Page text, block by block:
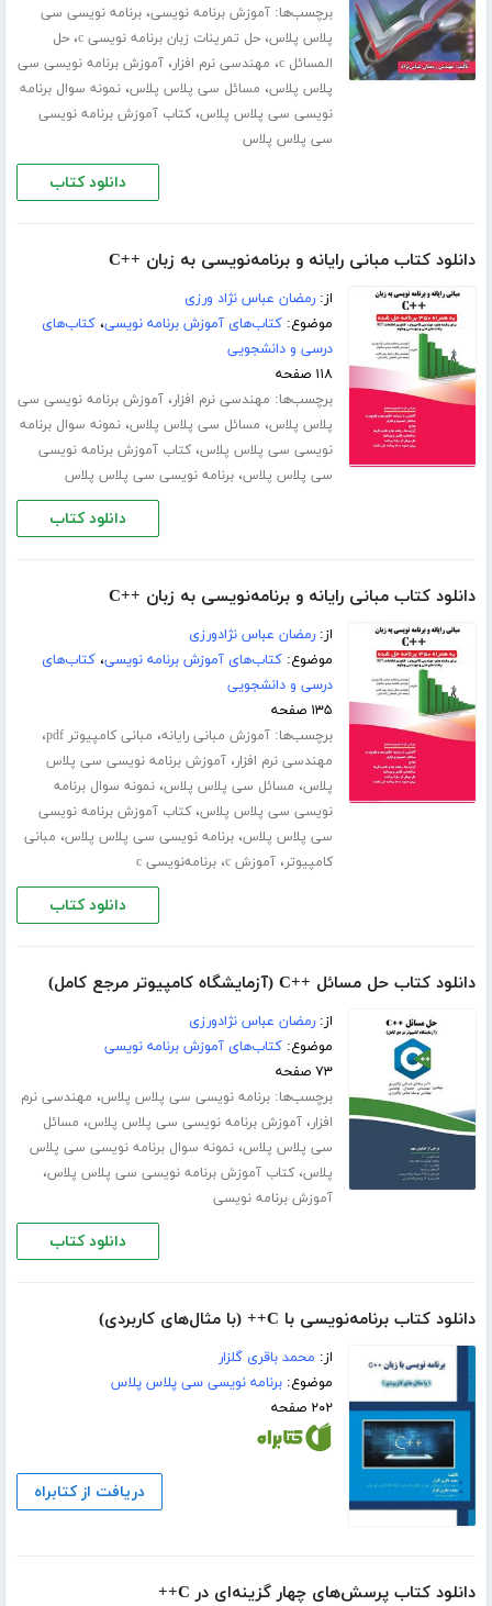
برچسب‌ها:آموزش برنامه نویسی،برنامه نویسی سی
پلاس پلاس،حل تمرینات زبان برنامه نویسی c ،حل
المسائل c ، مهندسی نرم افزار،آموزش برنامه نویسی سی
پلاس پلاس، مسائل سی پلاس پلاس،نمونه سوال برنامه
نویسی سی پلاس پلاس،کتاب آموزش برنامه نویسی
سی پلاس پلاس
دانلود کتاب
دانلود کتاب مبانی رایانه و برنامه‌نویسی به زبان ++C
از:رمضان عباس نژاد ورزی
موضوع:کتاب‌های آموزش برنامه نویسی،کتاب‌های
درسی و دانشجویی
۱۱۸ صفحه
برچسب‌ها: مهندسی نرم افزار،آموزش برنامه نویسی سی
پلاس پلاس، مسائل سی پلاس پلاس،نمونه سوال برنامه
نویسی سی پلاس پلاس،کتاب آموزش برنامه نویسی
سی پلاس پلاس،برنامه نویسی سی پلاس پلاس
دانلود کتاب
دانلود کتاب مبانی رایانه و برنامه‌نویسی به زبان ++C
از:رمضان عباس نژادورزی
موضوع:کتاب‌های آموزش برنامه نویسی،کتاب‌های
درسی و دانشجویی
۱۳۵ صفحه
برچسب‌ها:آموزش مبانی رایانه، مبانی کامپیوتر pdf ،
مهندسی نرم افزار،آموزش برنامه نویسی سی پلاس
پلاس، مسائل سی پلاس پلاس،نمونه سوال برنامه
نویسی سی پلاس پلاس،کتاب آموزش برنامه نویسی
سی پلاس پلاس،برنامه نویسی سی پلاس پلاس، مبانی
کامپیوتر،آموزش c ،برنامه‌نویسی c
دانلود کتاب
دانلود کتاب حل مسائل ++C (آزمایشگاه کامپیوتر مرجع کامل)
از:رمضان عباس نژادورزی
موضوع:کتاب‌های آموزش برنامه نویسی
۷۳ صفحه
برچسب‌ها:برنامه نویسی سی پلاس پلاس، مهندسی نرم
افزار،آموزش برنامه نویسی سی پلاس پلاس، مسائل
سی پلاس پلاس،نمونه سوال برنامه نویسی سی پلاس
پلاس،کتاب آموزش برنامه نویسی سی پلاس پلاس،
آموزش برنامه نویسی
دانلود کتاب
دانلود کتاب برنامه‌نویسی با C++ (با مثال‌های کاربردی)
از: محمد باقری گلزار
موضوع:برنامه نویسی سی پلاس پلاس
۲۰۲ صفحه
دریافت از کتابراه
دانلود کتاب پرسش‌های چهار گزینه‌ای در C++